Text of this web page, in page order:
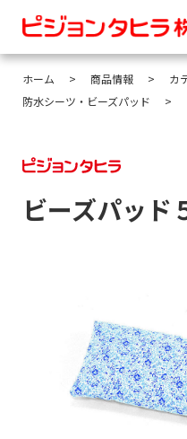
ホーム 商品情報
カ
防水シーツ・ビーズパッド
ビーズパッ